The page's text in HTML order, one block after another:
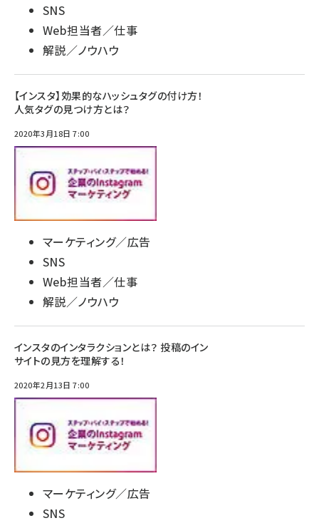
SNS
Web担当者／仕事
解説／ノウハウ
【インスタ】効果的なハッシュタグの付け方！
人気タグの見つけ方とは？
2020年3月18日 7:00
マーケティング／広告
SNS
Web担当者／仕事
解説／ノウハウ
インスタのインタラクションとは？ 投稿のイン
サイトの見方を理解する！
2020年2月13日 7:00
マーケティング／広告
SNS